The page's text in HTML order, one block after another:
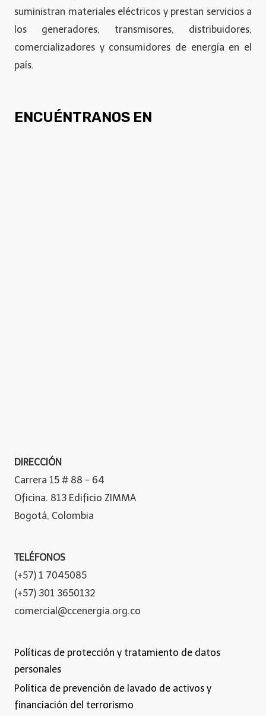
suministran materiales eléctricos y prestan servicios a
los generadores, transmisores, distribuidores,
comercializadores y consumidores de energía en el
país.
ENCUÉNTRANOS EN
DIRECCIÓN
Carrera 15 # 88 - 64
Oficina. 813 Edificio ZIMMA
Bogotá, Colombia
TELÉFONOS
(+57) 1 7045085
(+57) 301 3650132
comercial@ccenergia.org.co
Políticas de protección y tratamiento de datos
personales
Política de prevención de lavado de activos y
financiación del terrorismo